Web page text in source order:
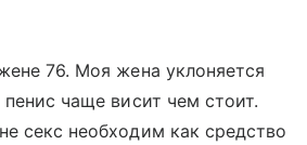
76. Моя жена уклоняется
чаще висит чем стоит.
секс необходим как средство